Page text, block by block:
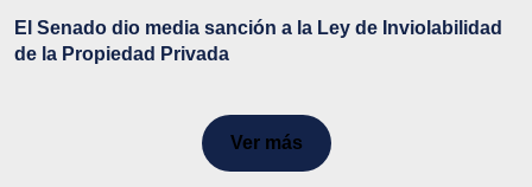
El Senado dio media sanción a la Ley de Inviolabilidad
de la Propiedad Privada
Ver más